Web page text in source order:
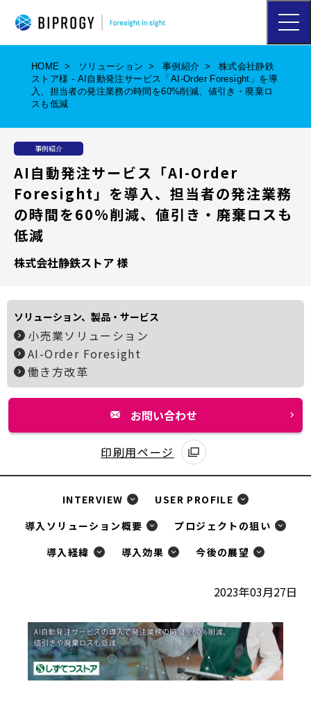
ハ
ン
ュ
HOME ソリューション 事例紹介
株式会社静鉄
ストア様 - AI自動発注サービス「AI-Order Foresight」を導
入、担当者の発注業務の時間を60%削減、値引き・廃棄ロ
スも低減
事例紹介
AI自動発注サービス「AI-Order
Foresight」を導入、担当者の発注業務
の時間を60%削減、値引き・廃棄ロスも
低減
株式会社静鉄ストア 様
ソリューション、製品・サービス
小売業ソリューション
AI-Order Foresight
働き方改革
お問い合わせ
ウ
ィ
ド
ウ
開
印刷用ページ
別
ウ
ィ
ン
ウ
INTERVIEW
USER PROFILE
導入ソリューション概要
プロジェクトの狙い
導入経緯
導入効果 今後の展望
2023年03月27日